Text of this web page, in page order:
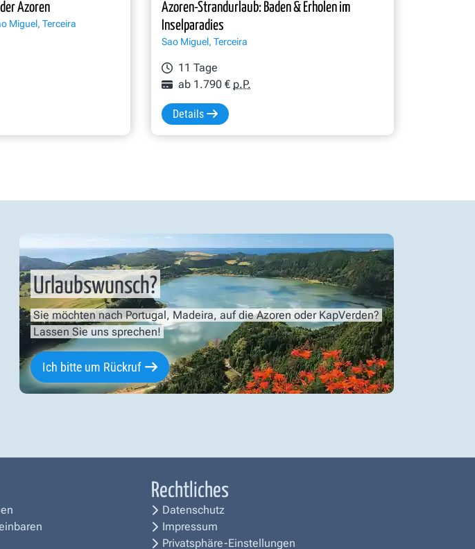
Azoren
Miguel, Terceira
Azoren-Strandurlaub: Baden & Erholen im
Inselparadies
Sao Miguel, Terceira
11 Tage
ab 1.790 € p.P.
Details
Urlaubswunsch?
Sie möchten nach Portugal, Madeira, auf die Azoren oder KapVerden?
Lassen Sie uns sprechen!
Ich bitte um Rückruf
Rechtliches
Datenschutz
Impressum
Privatsphäre-Einstellungen